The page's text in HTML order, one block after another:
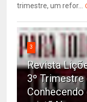
trimestre, um refor...
3
Revista
3º Trimestre